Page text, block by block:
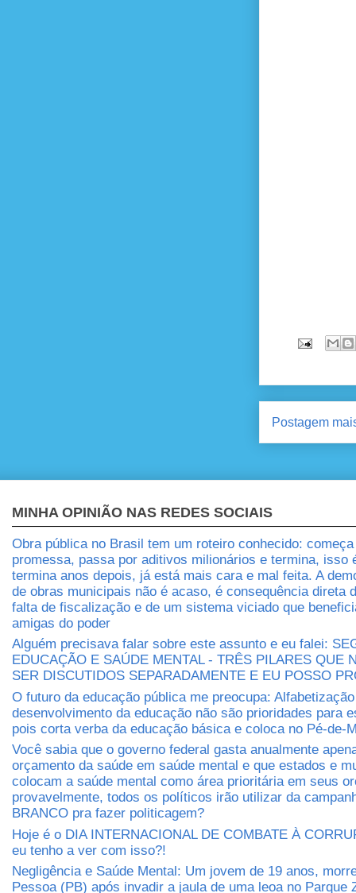
Postagem
MINHA OPINIÃO NAS REDES SOCIAIS
Obra pública no Brasil tem um roteiro conhecido:
promessa, passa por aditivos milionários e termina, isso
termina anos depois, já está mais cara e mal feita. A
de obras municipais não é acaso, é consequência direta
falta de fiscalização e de um sistema viciado que
amigas do poder
Alguém precisava falar sobre este assunto e eu falei:
EDUCAÇÃO E SAÚDE MENTAL - TRÊS PILARES QUE
SER DISCUTIDOS SEPARADAMENTE E EU POSSO
O futuro da educação pública me preocupa:
desenvolvimento da educação não são prioridades para
pois corta verba da educação básica e coloca no Pé-de-
Você sabia que o governo federal gasta anualmente
orçamento da saúde em saúde mental e que estados e
colocam a saúde mental como área prioritária em seus
provavelmente, todos os políticos irão utilizar da
BRANCO pra fazer politicagem?
Hoje é o DIA INTERNACIONAL DE COMBATE À
eu tenho a ver com isso?!
Negligência e Saúde Mental: Um jovem de 19 anos,
Pessoa (PB) após invadir a jaula de uma leoa no Parque